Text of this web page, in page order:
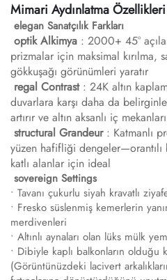
Mimari Aydınlatma Özellikleri
elegan Sanatçılık Farkları
optik Alkimya : 2000+ 45°
prizmalar için maksimal kırılma,
gökkuşağı görünümleri yaratır
regal Contrast : 24K altın
duvarlara karşı daha da
artırır ve altın aksanlı iç
structural Grandeur : Katmanlı
yüzen hafifliği
katlı alanlar için ideal
sovereign Settings
• Tavanı çukurlu siyah kravatlı
• Fresko süslenmiş kemerlerin
merdivenleri
• Altınlı aynaları olan lüks mülk
• Dibiyle kaplı balkonların olduğu
(Görüntünüzdeki lacivert